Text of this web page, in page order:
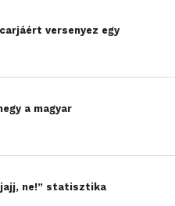
versenyez egy
a magyar
ne!” statisztika